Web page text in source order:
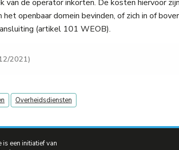
van de operator inkorten. De kosten hiervoor
het openbaar domein bevinden, of zich in of
(artikel 101 WEOB).
2021)
Overheidsdiensten
een initiatief van